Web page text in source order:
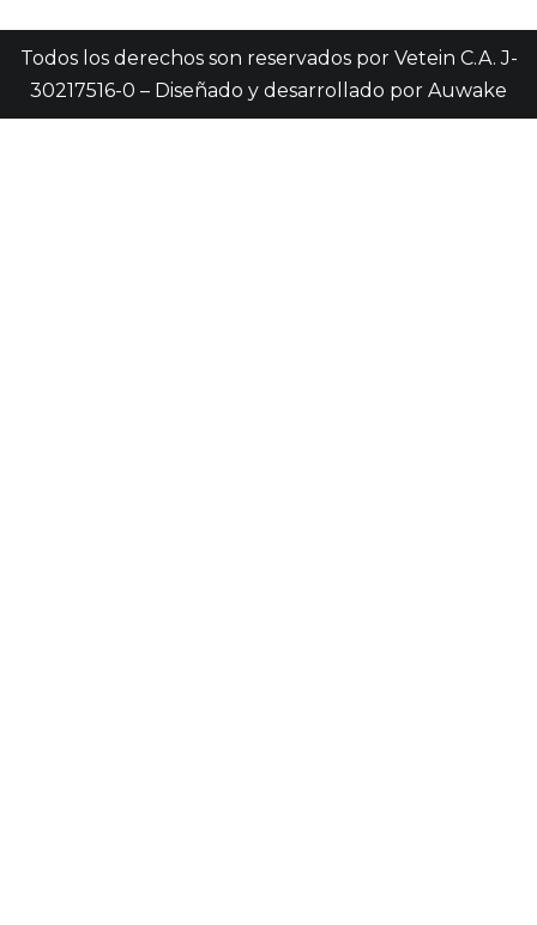
Todos los derechos son reservados por Vetein C.A. J-
30217516-0 – Diseñado y desarrollado por Auwake